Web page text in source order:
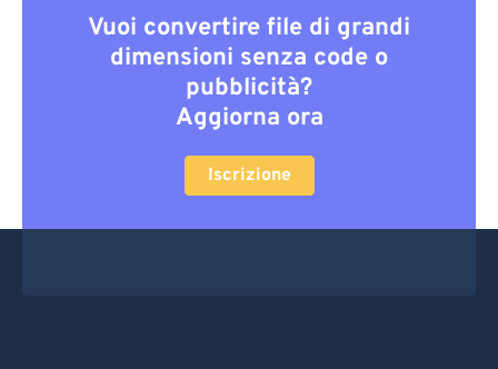
Vuoi convertire file di grandi
dimensioni senza code o
pubblicità?
Aggiorna ora
Iscrizione